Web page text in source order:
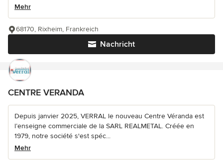
Mehr
Nachricht
68170, Rixheim, Frankreich
CENTRE VERANDA
Depuis janvier 2025, VERRAL le nouveau Centre Véranda est
l’enseigne commerciale de la SARL REALMETAL. Créée en
1979, notre société s'est spéc...
Mehr